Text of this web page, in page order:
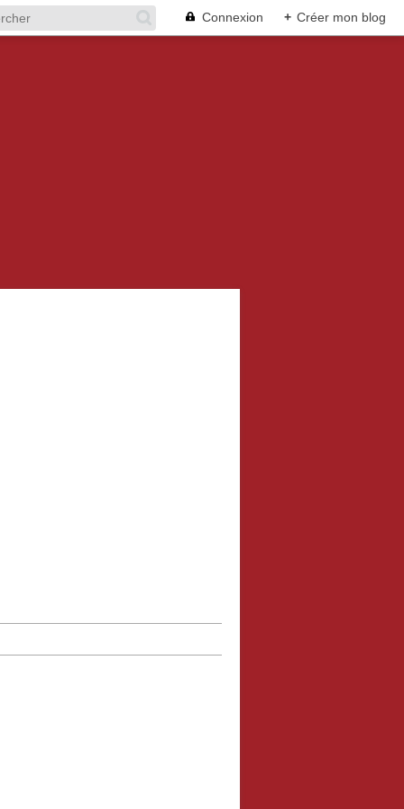
Connexion + Créer mon blog